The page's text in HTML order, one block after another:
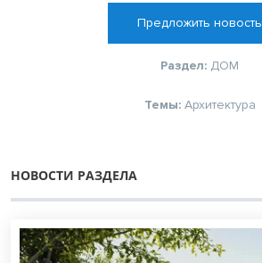
Предложить новость
Раздел: ДОМ
Темы: Архитектура
НОВОСТИ РАЗДЕЛА